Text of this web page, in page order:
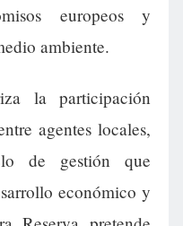
europeos y
ambiente.
la participación
agentes locales,
de gestión que
económico y